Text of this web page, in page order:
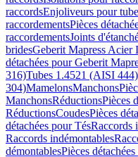
raccordsEnjoliveurs pour
raccordementsPièces
raccordementsJoints
bridesGeberit Mapress Acier
détachées pour Geberit
316)Tubes 1.4521 (AISI 444)
304)MamelonsManchons
ManchonsRéductionsPièces
RéductionsCoudesPièces
détachées pour TésRaccords
Raccords indémontables
démontablesPièces